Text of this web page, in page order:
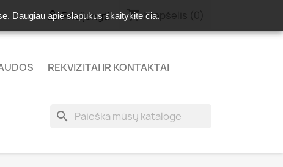
Prisijungti shopping_cartKrepšelis (0)
REKVIZITAI IR KONTAKTAI
search
Daugiau apie slapukus skaitykitečia.